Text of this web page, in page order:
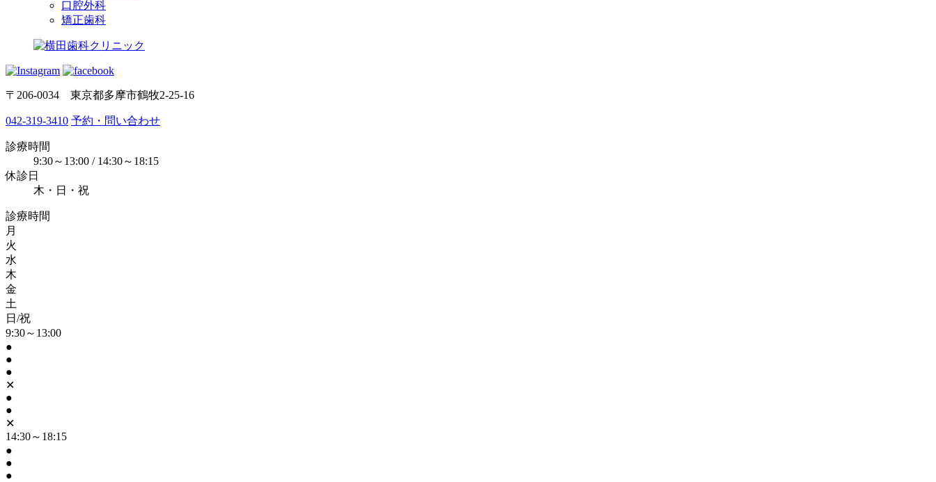
口腔外科
矯正歯科
〒206-0034 東京都多摩市鶴牧2-25-16
042-319-3410 予約・問い合わせ
診療時間
9:30～13:00 / 14:30～18:15
休診日
木・日・祝
診療時間
月
火
水
木
金
土
日/祝
9:30～13:00
●
●
●
✕
●
●
✕
14:30～18:15
●
●
●